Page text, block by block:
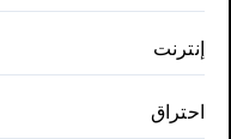
إنترنت
احتراق